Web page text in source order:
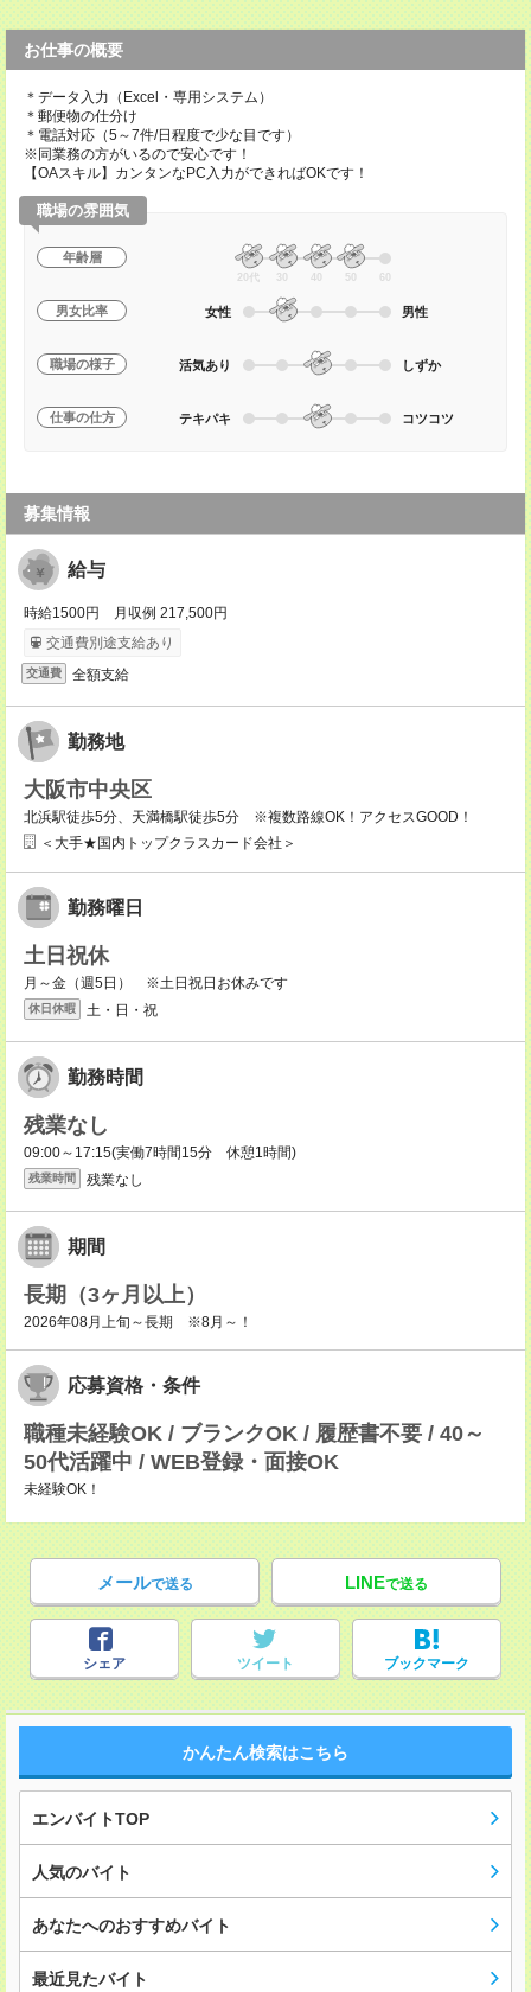
お仕事の概要
＊データ入力（Excel・専用システム）
＊郵便物の仕分け
＊電話対応（5～7件/日程度で少な目です）
※同業務の方がいるので安心です！
【OAスキル】カンタンなPC入力ができればOKです！
職場の雰囲気
年齢層
20代 30 40 50 60
男女比率 女性 男性
職場の様子 活気あり しずか
仕事の仕方 テキパキ コツコツ
募集情報
給与
時給1500円 月収例 217,500円
交通費別途支給あり
交通費 全額支給
勤務地
大阪市中央区
北浜駅徒歩5分、天満橋駅徒歩5分 ※複数路線OK！アクセスGOOD！
＜大手★国内トップクラスカード会社＞
勤務曜日
土日祝休
月～金（週5日） ※土日祝日お休みです
休日休暇 土・日・祝
勤務時間
残業なし
09:00～17:15(実働7時間15分 休憩1時間)
残業時間 残業なし
期間
長期（3ヶ月以上）
2026年08月上旬～長期 ※8月～！
応募資格・条件
職種未経験OK / ブランクOK / 履歴書不要 / 40～
50代活躍中 / WEB登録・面接OK
未経験OK！
メールで送る LINEで送る
シェア ツイート ブックマーク
かんたん検索はこちら
エンバイトTOP
人気のバイト
あなたへのおすすめバイト
最近見たバイト